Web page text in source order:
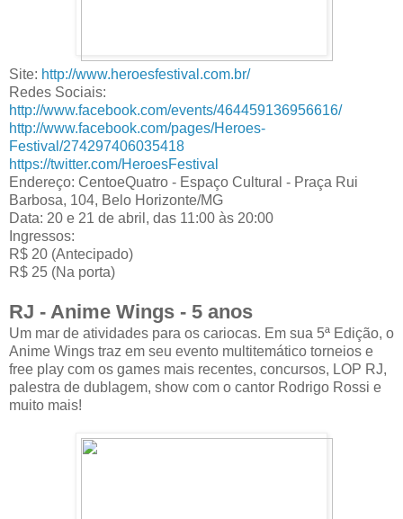
Site: http://www.heroesfestival.com.br/
Redes Sociais:
http://www.facebook.com/events/464459136956616/
http://www.facebook.com/pages/Heroes-
Festival/274297406035418
https://twitter.com/HeroesFestival
Endereço: CentoeQuatro - Espaço Cultural - Praça Rui
Barbosa, 104, Belo Horizonte/MG
Data: 20 e 21 de abril, das 11:00 às 20:00
Ingressos:
R$ 20 (Antecipado)
R$ 25 (Na porta)
RJ - Anime Wings - 5 anos
Um mar de atividades para os cariocas. Em sua 5ª Edição, o
Anime Wings traz em seu evento multitemático torneios e
free play com os games mais recentes, concursos, LOP RJ,
palestra de dublagem, show com o cantor Rodrigo Rossi e
muito mais!